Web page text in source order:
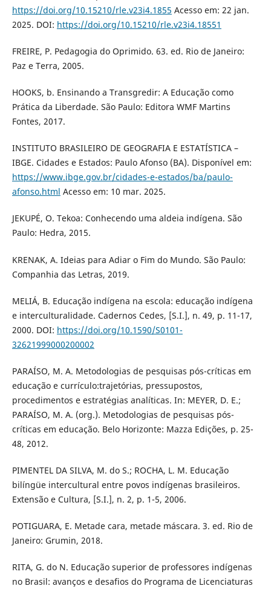
https://doi.org/10.15210/rle.v23i4.1855 Acesso em: 22 jan.
2025. DOI: https://doi.org/10.15210/rle.v23i4.18551
FREIRE, P. Pedagogia do Oprimido. 63. ed. Rio de Janeiro:
Paz e Terra, 2005.
HOOKS, b. Ensinando a Transgredir: A Educação como
Prática da Liberdade. São Paulo: Editora WMF Martins
Fontes, 2017.
INSTITUTO BRASILEIRO DE GEOGRAFIA E ESTATÍSTICA –
IBGE. Cidades e Estados: Paulo Afonso (BA). Disponível em:
https://www.ibge.gov.br/cidades-e-estados/ba/paulo-
afonso.html Acesso em: 10 mar. 2025.
JEKUPÉ, O. Tekoa: Conhecendo uma aldeia indígena. São
Paulo: Hedra, 2015.
KRENAK, A. Ideias para Adiar o Fim do Mundo. São Paulo:
Companhia das Letras, 2019.
MELIÁ, B. Educação indígena na escola: educação indígena
e interculturalidade. Cadernos Cedes, [S.I.], n. 49, p. 11-17,
2000. DOI: https://doi.org/10.1590/S0101-
32621999000200002
PARAÍSO, M. A. Metodologias de pesquisas pós-críticas em
educação e currículo:trajetórias, pressupostos,
procedimentos e estratégias analíticas. In: MEYER, D. E.;
PARAÍSO, M. A. (org.). Metodologias de pesquisas pós-
críticas em educação. Belo Horizonte: Mazza Edições, p. 25-
48, 2012.
PIMENTEL DA SILVA, M. do S.; ROCHA, L. M. Educação
bilíngüe intercultural entre povos indígenas brasileiros.
Extensão e Cultura, [S.I.], n. 2, p. 1-5, 2006.
POTIGUARA, E. Metade cara, metade máscara. 3. ed. Rio de
Janeiro: Grumin, 2018.
RITA, G. do N. Educação superior de professores indígenas
no Brasil: avanços e desafios do Programa de Licenciaturas